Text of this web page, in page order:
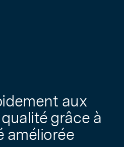
aux
grâce à
améliorée